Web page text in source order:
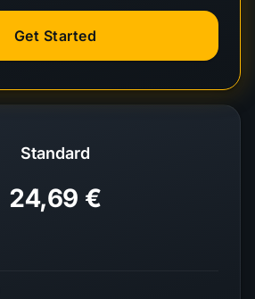
Standard
24,69 €
Get Started